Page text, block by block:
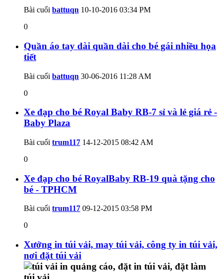
Bài cuối battuqn 10-10-2016 03:34 PM
0
Quần áo tay dài quần dài cho bé gái nhiều họa
tiết
Bài cuối battuqn 30-06-2016 11:28 AM
0
Xe đạp cho bé Royal Baby RB-7 sỉ và lẻ giá rẻ -
Baby Plaza
Bài cuối trum117 14-12-2015 08:42 AM
0
Xe đạp cho bé RoyalBaby RB-19 quà tặng cho
bé - TPHCM
Bài cuối trum117 09-12-2015 03:58 PM
0
Xưởng in túi vải, may túi vải, công ty in túi vải,
nơi đặt túi vải